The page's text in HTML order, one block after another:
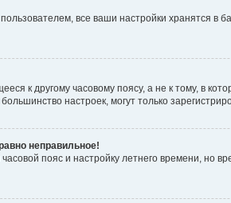
все ваши настройки хранятся в
к другому часовому поясу, а не к тому, в
настроек, могут только
неправильное!
пояс и настройку летнего времени,